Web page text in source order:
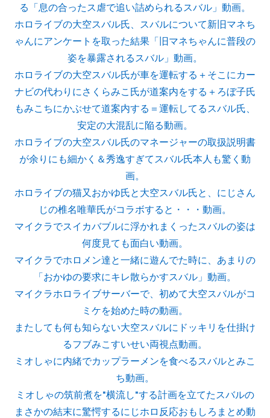
る「息の合ったス虐で追い詰められるスバル」動画。
ホロライブの大空スバル氏、スバルについて新旧マネち
ゃんにアンケートを取った結果「旧マネちゃんに普段の
姿を暴露されるスバル」動画。
ホロライブの大空スバル氏が車を運転する＋そこにカー
ナビの代わりにさくらみこ氏が道案内をする＋ろぼ子氏
もみこちにかぶせて道案内する＝運転してるスバル氏、
安定の大混乱に陥る動画。
ホロライブの大空スバル氏のマネージャーの取扱説明書
が余りにも細かく＆秀逸すぎてスバル氏本人も驚く動
画。
ホロライブの猫又おかゆ氏と大空スバル氏と、にじさん
じの椎名唯華氏がコラボすると・・・動画。
マイクラでスイカバブルに浮かれまくったスバルの姿は
何度見ても面白い動画。
マイクラでホロメン達と一緒に遊んでた時に、あまりの
「おかゆの要求にキレ散らかすスバル」動画。
マイクラホロライブサーバーで、初めて大空スバルがコ
ミケを始めた時の動画。
またしても何も知らない大空スバルにドッキリを仕掛け
るフブみこすいせい両視点動画。
ミオしゃに内緒でカップラーメンを食べるスバルとみこ
ち動画。
ミオしゃの筑前煮を"横流し"する計画を立てたスバルの
まさかの結末に驚愕するにじホロ反応おもしろまとめ動